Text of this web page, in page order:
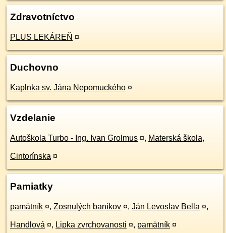
Zdravotníctvo
PLUS LEKÁREŇ ¤
Duchovno
Kaplnka sv. Jána Nepomuckého ¤
Vzdelanie
Autoškola Turbo - Ing. Ivan Grolmus ¤, Materská škola,
Cintorínska ¤
Pamiatky
pamätník ¤, Zosnulých baníkov ¤, Ján Levoslav Bella ¤,
Handlová ¤, Lipka zvrchovanosti ¤, pamätník ¤